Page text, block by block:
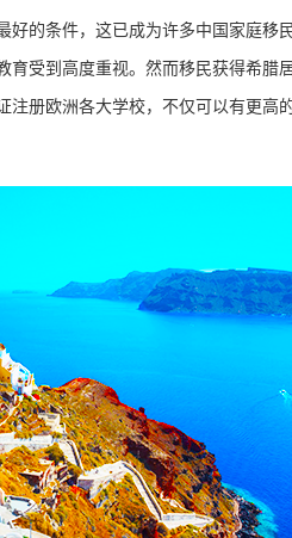
的条件，这已成为许多中国家庭移
受到高度重视。然而移民获得希腊
册欧洲各大学校，不仅可以有更高